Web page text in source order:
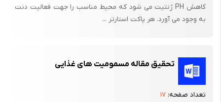
کاهش PH ژنتیت می شود که محیط مناسب را جهت فعالیت دنت
به وجود می آورد. هر پاکت استارتر ...
تحقیق مقاله مسمومیت های غذایی
تعداد صفحه: ۱۷